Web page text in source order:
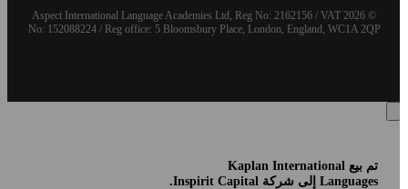
© 2026 Aspect International Language Academies Ltd, Reg No: 2162156 / VAT
No: 152088224 / Reg office: 5 Bloomsbury Place, London, England, WC1A 2QP
تم بيع Kaplan International
Languages إلى شركة Inspirit Capital.